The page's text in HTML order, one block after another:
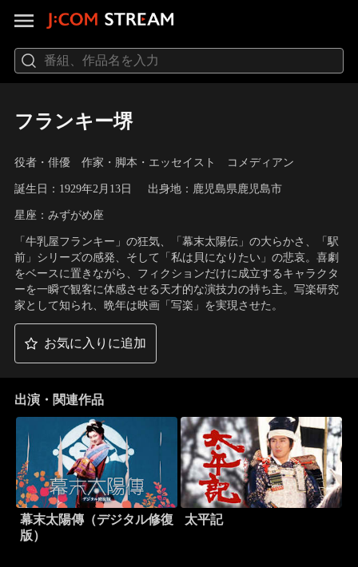
フランキー堺
役者・俳優 作家・脚本・エッセイスト コメディアン
誕生日：1929年2月13日 出身地：鹿児島県鹿児島市
星座：みずがめ座
「牛乳屋フランキー」の狂気、「幕末太陽伝」の大らかさ、「駅
前」シリーズの感発、そして「私は貝になりたい」の悲哀。喜劇
をベースに置きながら、フィクションだけに成立するキャラクタ
ーを一瞬で観客に体感させる天才的な演技力の持ち主。写楽研究
家として知られ、晩年は映画「写楽」を実現させた。
お気に入りに追加
出演・関連作品
幕末太陽傳（デジタル修復
版）
太平記